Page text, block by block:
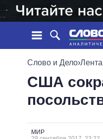
ЛЕНТА
СОБЫТИЯ
МНЕНИЯ
ВСЕ ПОЛИТИКИ
Слово и Дело›
США
МИР